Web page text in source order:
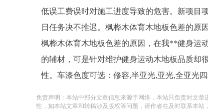
低误工费误时对施工进度导致的危害。新项目
日任务决不推迟。枫桦木体育木地板色差的原因
枫桦木体育木地板色差的原因，在我**健身运
的辅材，可是针对维护健身运动木地板品质却
性。车漆色度可选：修容,半亚光,亚光,全亚光
免责声明：本站中部分文章信息来源于网络，本站只负责对文
性，如本站文章和转稿涉及版权等问题，请作者在及时联系本站